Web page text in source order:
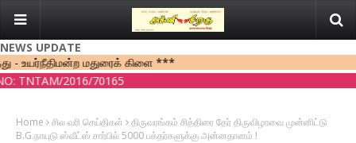
NEWS UPDATE
மதுரைக் கிளை ***
2016/70165
Home சில வரி செய்திகள்
திருவரங்கம் சித்திரை தேர் திருவிழாவை முன்னிட்டு
B.G.நாயுடு ஸ்வீட்ஸ் சார்பில் 5000 பக்தர்களுக்கு அன்னதானம் !